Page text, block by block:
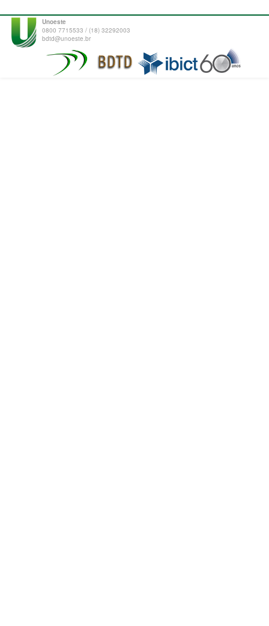
Unoeste
0800 7715533 / (18) 32292003
bdtd@unoeste.br